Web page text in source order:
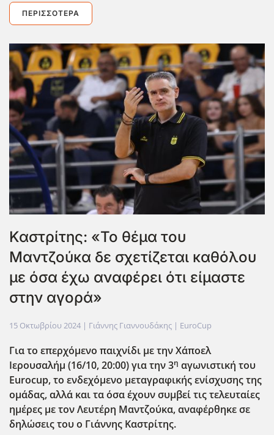
ΠΕΡΙΣΣΌΤΕΡΑ
Καστρίτης: «Το θέμα του
Μαντζούκα δε σχετίζεται καθόλου
με όσα έχω αναφέρει ότι είμαστε
στην αγορά»
15 Οκτωβρίου 2024 | Γιάννης Γιαννουδάκης | EuroCup
Για το επερχόμενο παιχνίδι με την Χάποελ
Ιερουσαλήμ (16/10, 20:00) για την 3η αγωνιστική του
Eurocup, το ενδεχόμενο μεταγραφικής ενίσχυσης της
ομάδας, αλλά και τα όσα έχουν συμβεί τις τελευταίες
ημέρες με τον Λευτέρη Μαντζούκα, αναφέρθηκε σε
δηλώσεις του ο Γιάννης Καστρίτης.